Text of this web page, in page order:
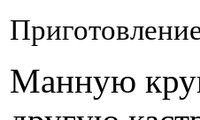
Манную